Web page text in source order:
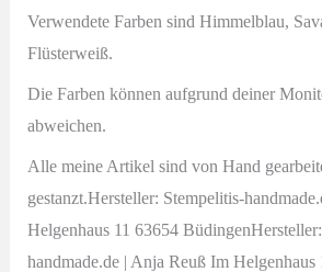
Verwendete Farben sind Himmelblau,
Flüsterweiß.
Die Farben können aufgrund deiner
abweichen.
Alle meine Artikel sind von Hand
gestanzt.Hersteller: Stempelitis-
Helgenhaus 11 63654
handmade.de | Anja Reuß Im